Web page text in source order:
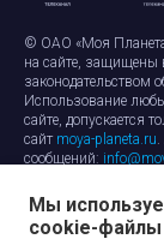
© ОАО «Моя
на сайте, защищены
законодательством
Использование
сайте, допускается
сайт moya-planeta.ru
сообщений:
Правила сайта
Защита
Мы
cookie-файлы